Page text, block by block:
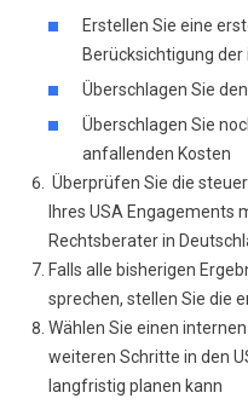
Erstellen Sie eine
Berücksichtigung
Überschlagen Sie
Überschlagen Sie
anfallenden Kosten
Überprüfen Sie die
Ihres USA Engagements
Rechtsberater in
Falls alle bisherigen
sprechen, stellen Sie die
Wählen Sie einen
weiteren Schritte in den
langfristig planen kann